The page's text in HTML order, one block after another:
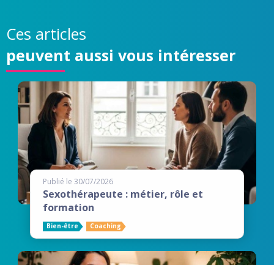
Ces articles
peuvent aussi vous intéresser
Publié le 30/07/2026
Sexothérapeute : métier, rôle et
formation
Bien-être Coaching